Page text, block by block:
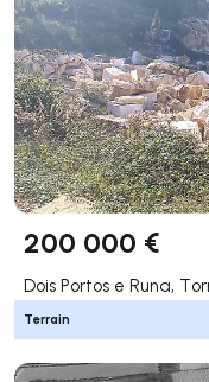
200 000 €
Dois Portos e Runa,
Terrain